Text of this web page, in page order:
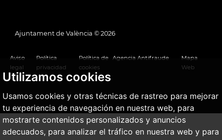
Utilizamos cookies
Usamos cookies y otras técnicas de rastreo para mejorar
tu experiencia de navegación en nuestra web, para
mostrarte contenidos personalizados y anuncios
adecuados, para analizar el tráfico en nuestra web y para
Ajuntament de València © 2026
Aviso
legal
Política
privacidad
Política de
cookies
Agencia Antifraude
Mapa
Web